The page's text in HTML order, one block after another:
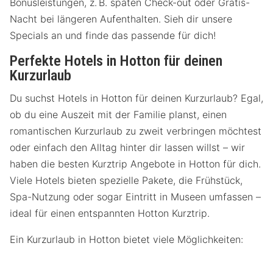
Bonusleistungen, z. B. späten Check-out oder Gratis-
Nacht bei längeren Aufenthalten. Sieh dir unsere
Specials an und finde das passende für dich!
Perfekte Hotels in Hotton für deinen
Kurzurlaub
Du suchst Hotels in Hotton für deinen Kurzurlaub? Egal,
ob du eine Auszeit mit der Familie planst, einen
romantischen Kurzurlaub zu zweit verbringen möchtest
oder einfach den Alltag hinter dir lassen willst – wir
haben die besten Kurztrip Angebote in Hotton für dich.
Viele Hotels bieten spezielle Pakete, die Frühstück,
Spa-Nutzung oder sogar Eintritt in Museen umfassen –
ideal für einen entspannten Hotton Kurztrip.
Ein Kurzurlaub in Hotton bietet viele Möglichkeiten: